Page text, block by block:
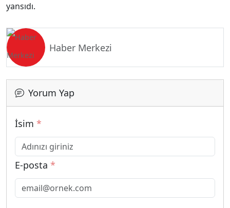
yansıdı.
Haber Merkezi
Yorum Yap
İsim *
E-posta *